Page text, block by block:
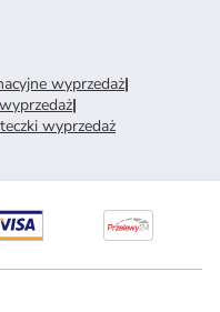
wyprzedaż|
|
wyprzedaż